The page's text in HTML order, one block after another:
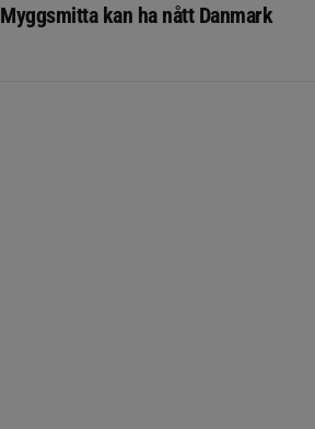
Myggsmitta kan ha nått Danmark